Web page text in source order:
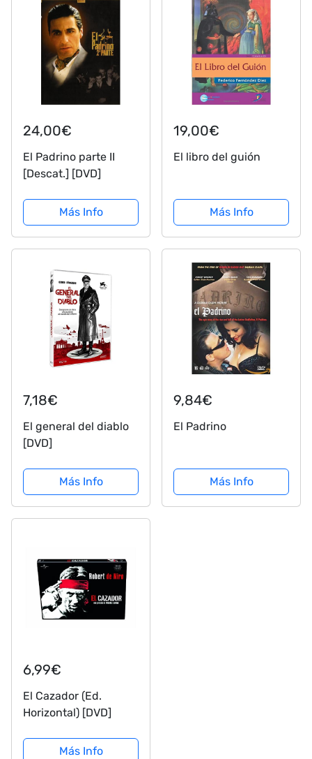
24,00€
El Padrino parte II
[Descat.] [DVD]
Más Info
19,00€
El libro del guión
Más Info
7,18€
El general del diablo
[DVD]
Más Info
9,84€
El Padrino
Más Info
6,99€
El Cazador (Ed.
Horizontal) [DVD]
Más Info